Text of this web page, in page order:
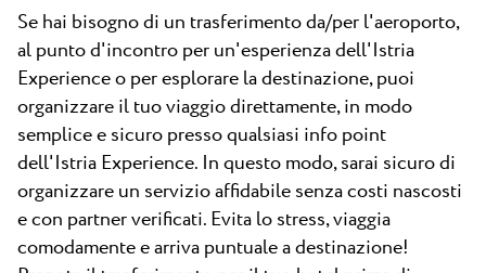
Pepi Club
Esplora tutti
Se hai bisogno di un trasferimento da/per l'aeroporto,
al punto d'incontro per un'esperienza dell'Istria
Experience o per esplorare la destinazione, puoi
organizzare il tuo viaggio direttamente, in modo
semplice e sicuro presso qualsiasi info point
dell'Istria Experience. In questo modo, sarai sicuro di
organizzare un servizio affidabile senza costi nascosti
e con partner verificati. Evita lo stress, viaggia
comodamente e arriva puntuale a destinazione!